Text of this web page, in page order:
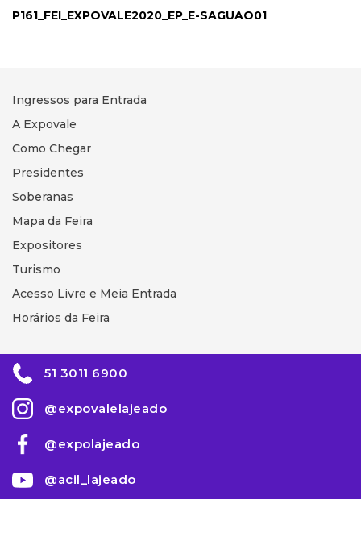
P161_FEI_EXPOVALE2020_EP_E-SAGUAO01
Ingressos para Entrada
A Expovale
Como Chegar
Presidentes
Soberanas
Mapa da Feira
Expositores
Turismo
Acesso Livre e Meia Entrada
Horários da Feira
51 3011 6900
@expovalelajeado
@expolajeado
@acil_lajeado